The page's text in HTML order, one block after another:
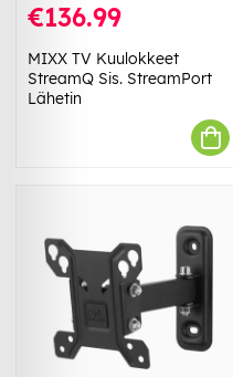
€136.99
MIXX TV Kuulokkeet
StreamQ Sis. StreamPort
Lähetin